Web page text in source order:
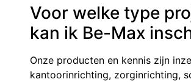
Voor welke type
kan ik Be-Max
Onze producten en kennis zijn
kantoorinrichting, zorginrichting,